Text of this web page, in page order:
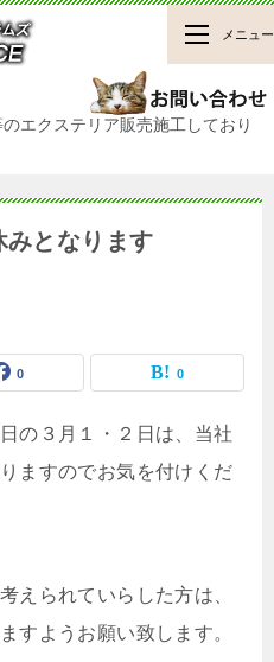
エクステリア販売施工しており
メニュー
みとなります
0 0
の３月１・２日は、当社
ますのでお気を付けくだ
えられていらした方は、
すようお願い致します。